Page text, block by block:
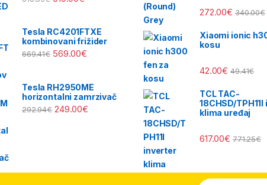
Tesla RC4201FTXE
kombinovani frižider
669.41€ 569.00€
Tesla RH2950ME
horizontalni zamrzivač
292.94€ 249.00€
272.00€ 340.00€
Xiaomi ionic
kosu
42.00€ 49.41€
TCL TAC-
18CHSD/
klima uređaj
617.00€ 771.25€